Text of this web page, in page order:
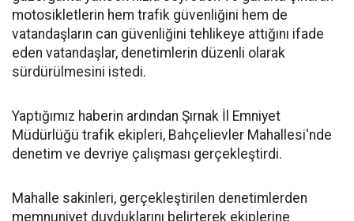
motosikletlerin hem trafik güvenliğini hem de
vatandaşların can güvenliğini tehlikeye attığını ifade
eden vatandaşlar, denetimlerin düzenli olarak
sürdürülmesini istedi.
Yaptığımız haberin ardından Şırnak İl Emniyet
Müdürlüğü trafik ekipleri, Bahçelievler Mahallesi'nde
denetim ve devriye çalışması gerçekleştirdi.
Mahalle sakinleri, gerçekleştirilen denetimlerden
memnuniyet duyduklarını belirterek ekiplerine